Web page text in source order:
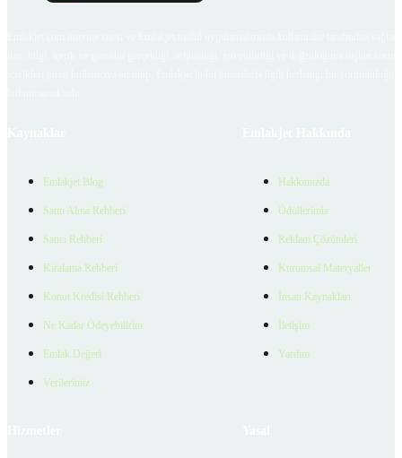
Emlakjet Blog
Satın Alma Rehberi
Satıcı Rehberi
Kiralama Rehberi
Konut Kredisi Rehberi
Ne Kadar Ödeyebilirim
Emlak Değeri
Verilerimiz
Hakkımızda
Ödüllerimiz
Reklam Çözümleri
Kurumsal Materyaller
İnsan Kaynakları
İletişim
Yardım